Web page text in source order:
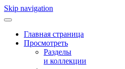
Skip navigation
Главная страница
Просмотреть
Разделы
и коллекции